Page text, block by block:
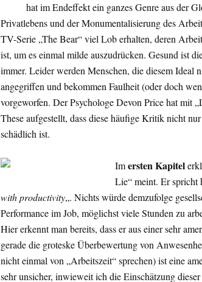
hat im Endeffekt ein ganzes Genre aus der
Privatlebens und der Monumentalisierung des
TV-Serie „The Bear“ viel Lob erhalten, deren
ist, um es einmal milde auszudrücken. Gesund ist
immer. Leider werden Menschen, die diesem Ideal
angegriffen und bekommen Faulheit (oder doch
vorgeworfen. Der Psychologe Devon Price hat mit
These aufgestellt, dass diese häufige Kritik nicht
schädlich ist.
Imersten Kapitel
Lie“ meint. Er spricht
with productivity„. Nichts würde demzufolge
Performance im Job, möglichst viele Stunden zu
Hier erkennt man bereits, dass er aus einer sehr
gerade die groteske Überbewertung von
nicht einmal von „Arbeitszeit“ sprechen) ist eine
sehr unsicher, inwieweit ich die Einschätzung